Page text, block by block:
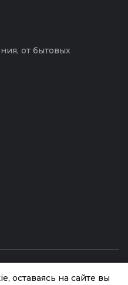
от бытовых
оставаясь на сайте вы